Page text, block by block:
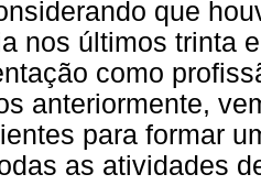
que
nos últimos trinta
como
anteriormente,
para formar
as atividades